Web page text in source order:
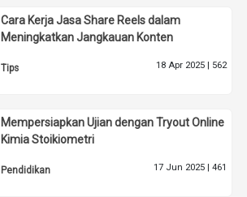
Cara Kerja Jasa Share Reels dalam
Meningkatkan Jangkauan Konten
Tips 18 Apr 2025 | 562
Mempersiapkan Ujian dengan Tryout Online
Kimia Stoikiometri
Pendidikan 17 Jun 2025 | 461